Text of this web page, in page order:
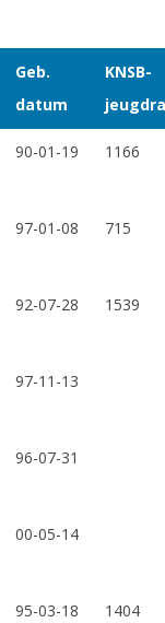
Geb.
datum
KNSB-
90-01-19 1166
97-01-08 715
92-07-28 1539
97-11-13
96-07-31
00-05-14
95-03-18 1404